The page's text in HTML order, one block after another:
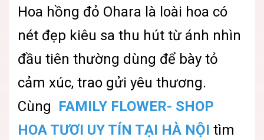
Hoa hồng đỏ Ohara là loài hoa có
nét đẹp kiêu sa thu hút từ ánh nhìn
đầu tiên thường dùng để bày tỏ
cảm xúc, trao gửi yêu thương.
Cùng FAMILY FLOWER- SHOP
HOA TƯƠI UY TÍN TẠI HÀ NỘI tìm